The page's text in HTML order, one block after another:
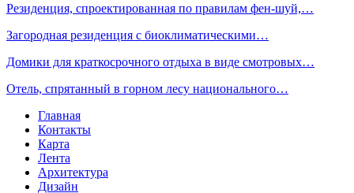
Резиденция, спроектированная по правилам фен-шуй,…
Загородная резиденция с биоклиматическими…
Домики для краткосрочного отдыха в виде смотровых…
Отель, спрятанный в горном лесу национального…
Главная
Контакты
Карта
Лента
Архитектура
Дизайн